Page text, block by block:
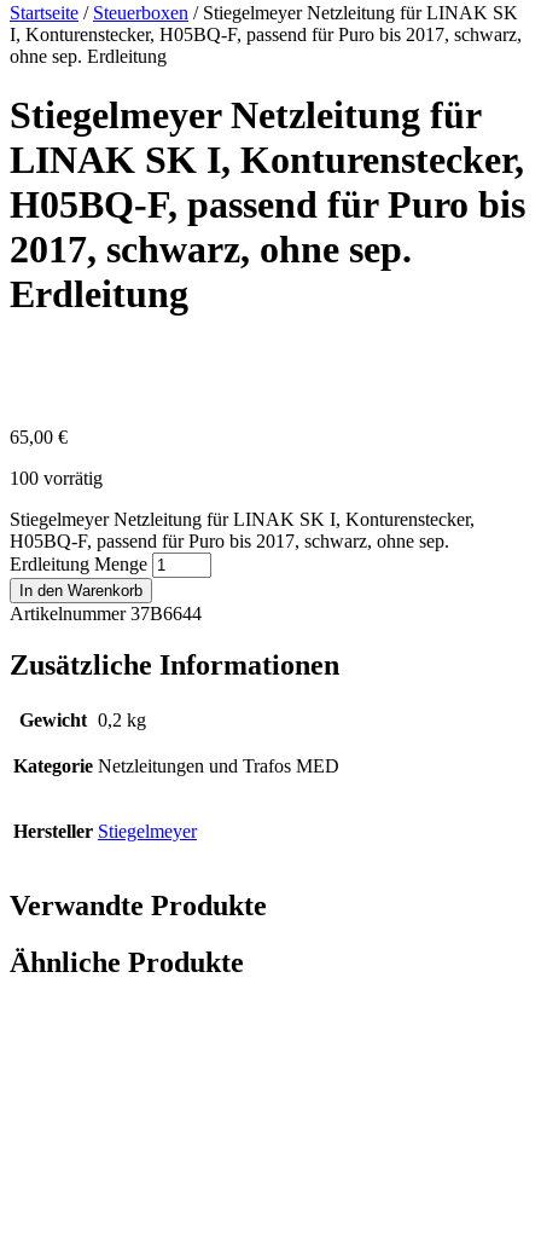
Startseite / Steuerboxen / Stiegelmeyer Netzleitung für LINAK SK
I, Konturenstecker, H05BQ-F, passend für Puro bis 2017, schwarz,
ohne sep. Erdleitung
Stiegelmeyer Netzleitung für
LINAK SK I, Konturenstecker,
H05BQ-F, passend für Puro bis
2017, schwarz, ohne sep.
Erdleitung
65,00 €
100 vorrätig
Stiegelmeyer Netzleitung für LINAK SK I, Konturenstecker,
H05BQ-F, passend für Puro bis 2017, schwarz, ohne sep.
Erdleitung Menge
In den Warenkorb
Artikelnummer 37B6644
Zusätzliche Informationen
Gewicht 0,2 kg
Kategorie Netzleitungen und Trafos MED
Hersteller Stiegelmeyer
Verwandte Produkte
Ähnliche Produkte